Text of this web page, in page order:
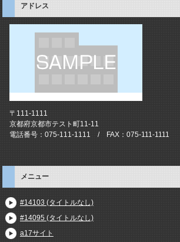
アドレス
〒111-1111
京都府京都市テスト町11-11
電話番号：075-111-1111 / FAX：075-111-1111
メニュー
#14103 (タイトルなし)
#14095 (タイトルなし)
a17サイト